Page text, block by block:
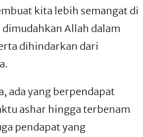
kita lebih semangat di
Allah dalam
dihindarkan dari
ada yang berpendapat
ashar hingga terbenam
pendapat yang